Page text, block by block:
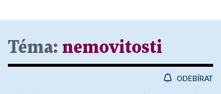
Téma: nemovitosti
ODEBÍRAT